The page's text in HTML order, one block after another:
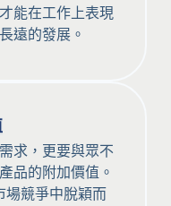
能在工作上表現
遠的發展。
求，更要與眾不
品的附加價值。
場競爭中脫穎而